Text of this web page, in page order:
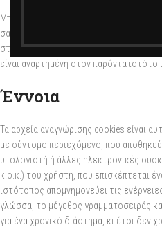
Μπορείτε να ενημερωθείτε αναλυτικά
σας δεδομένων από την Εταιρεία και
στην Πολιτική Προστασίας
είναι αναρτημένη στον παρόντα
Έννοια
Τα αρχεία αναγνώρισης cookies είναι
με σύντομο περιεχόμενο, που
υπολογιστή ή άλλες ηλεκτρονικές
κ.ο.κ.) του χρήστη, που επισκέπτεται
ιστότοπος απομνημονεύει τις
γλώσσα, το μέγεθος γραμματοσειράς
για ένα χρονικό διάστημα, κι έτσι δεν